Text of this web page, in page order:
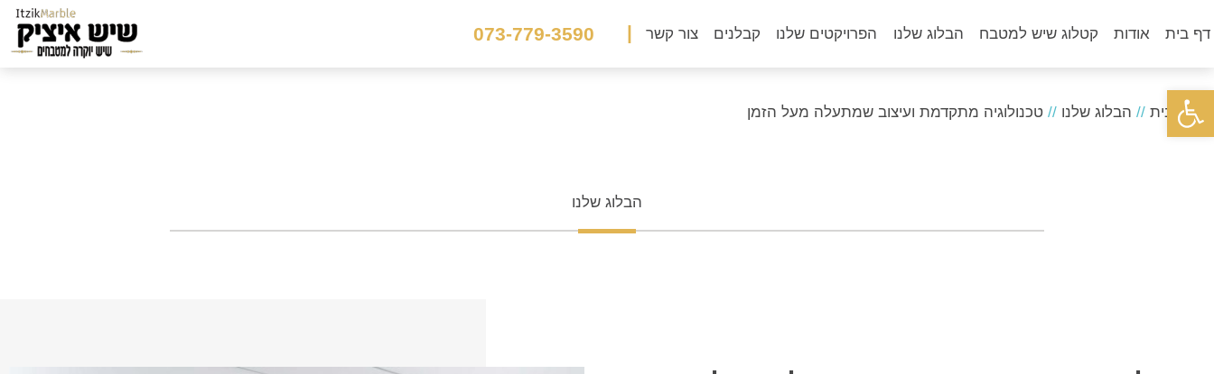
פתח סרגל נגישות
דף בית אודות קטלוג שיש למטבח הבלוג שלנו הפרויקטים שלנו קבלנים צור קשר |
073-779-3590
דף הבית // הבלוג שלנו // טכנולוגיה מתקדמת ועיצוב שמתעלה מעל הזמן
הבלוג שלנו